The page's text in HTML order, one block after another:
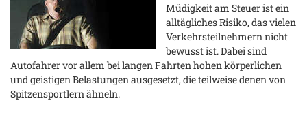
Müdigkeit am Steuer ist ein
alltägliches Risiko, das vielen
Verkehrsteilnehmern nicht
bewusst ist. Dabei sind
Autofahrer vor allem bei langen Fahrten hohen körperlichen
und geistigen Belastungen ausgesetzt, die teilweise denen von
Spitzensportlern ähneln.